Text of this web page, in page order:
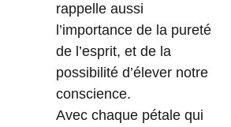
rappelle aussi
l’importance de la pureté
de l’esprit, et de la
possibilité d’élever notre
conscience.
Avec chaque pétale qui